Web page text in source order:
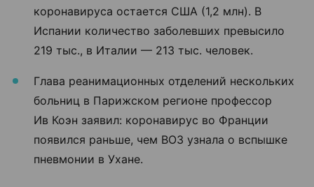
коронавируса остается США (1,2 млн). В
Испании количество заболевших превысило
219 тыс., в Италии — 213 тыс. человек.
Глава реанимационных отделений нескольких
больниц в Парижском регионе профессор
Ив Коэн заявил: коронавирус во Франции
появился раньше, чем ВОЗ узнала о вспышке
пневмонии в Ухане.